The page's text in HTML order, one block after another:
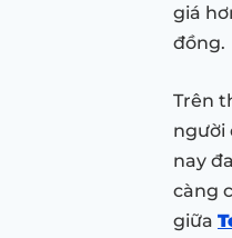
giá
đồng.
Trên
người
nay
càng
giữa